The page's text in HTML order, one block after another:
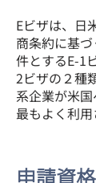
​Eビザは、日
商条約に基
件とするE-1
2ビザの２種
系企業が米
最もよく利用
申請資格